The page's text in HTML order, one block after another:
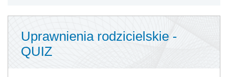
Uprawnienia rodzicielskie -
QUIZ